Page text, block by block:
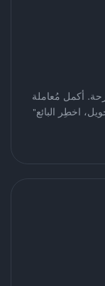
أكمل مُعاملة
اخطِر البائع"